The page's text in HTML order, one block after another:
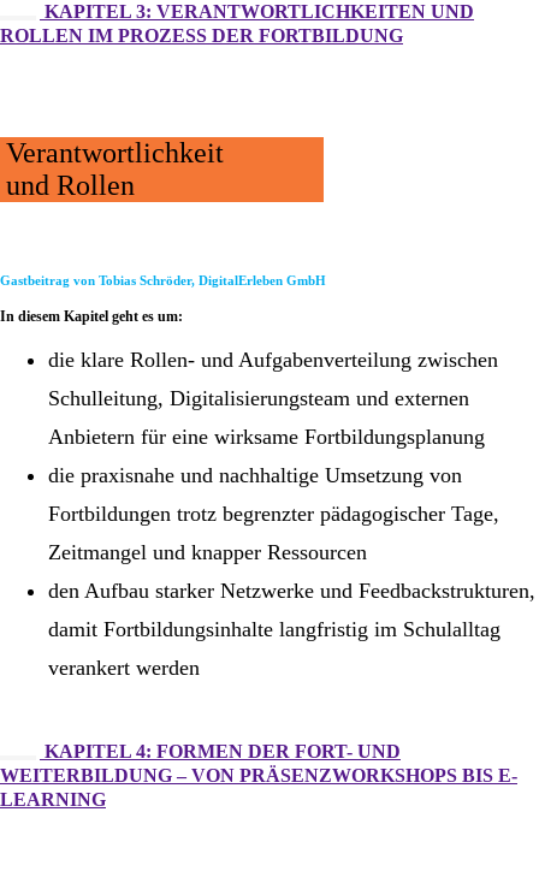
KAPITEL 3: VERANTWORTLICHKEITEN UND
ROLLEN IM PROZESS DER FORTBILDUNG
Verantwortlichkeit
und Rollen
Gastbeitrag von Tobias Schröder, DigitalErleben GmbH
In diesem Kapitel geht es um:
die klare Rollen- und Aufgabenverteilung zwischen
Schulleitung, Digitalisierungsteam und externen
Anbietern für eine wirksame Fortbildungsplanung
die praxisnahe und nachhaltige Umsetzung von
Fortbildungen trotz begrenzter pädagogischer Tage,
Zeitmangel und knapper Ressourcen
den Aufbau starker Netzwerke und Feedbackstrukturen,
damit Fortbildungsinhalte langfristig im Schulalltag
verankert werden
KAPITEL 4: FORMEN DER FORT- UND
WEITERBILDUNG – VON PRÄSENZWORKSHOPS BIS E-
LEARNING